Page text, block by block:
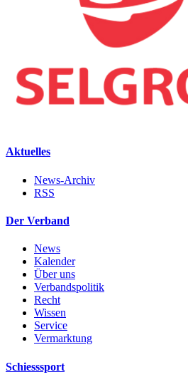
Aktuelles
News-Archiv
RSS
Der Verband
News
Kalender
Über uns
Verbandspolitik
Recht
Wissen
Service
Vermarktung
Schiesssport